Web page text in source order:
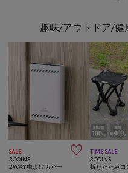
趣味/アウトドア/健
SALE 
3COINS
2WAY虫よけカバー
TIME SALE
3COINS